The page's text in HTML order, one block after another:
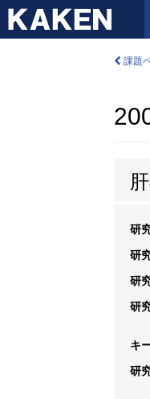
課題
研
研
研
研
キ
研